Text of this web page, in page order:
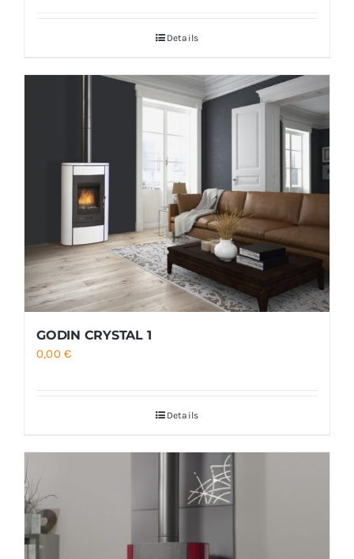
Details
GODIN CRYSTAL 1
0,00€
Details